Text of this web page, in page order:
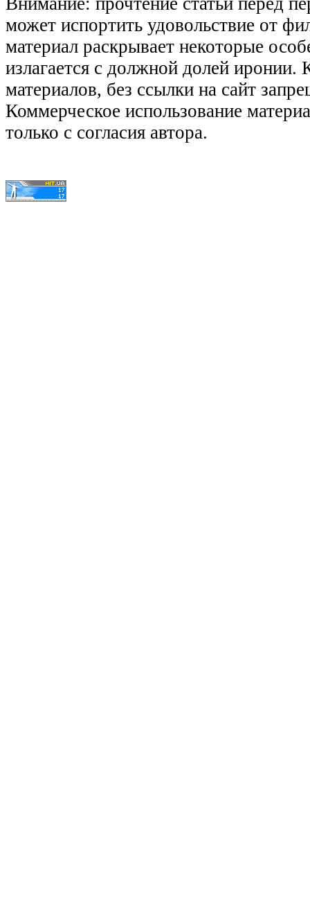
может испортить удовольствие от
материал раскрывает некоторые
излагается с должной долей иронии.
материалов, без ссылки на сайт
Коммерческое использование
только с согласия автора.